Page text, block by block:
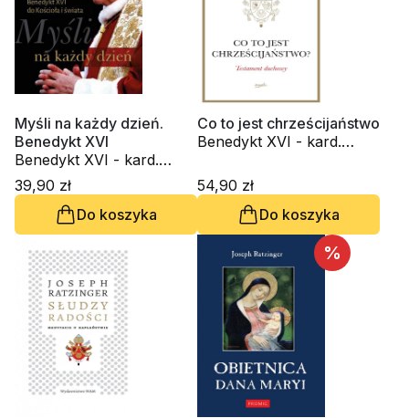
Myśli na każdy dzień.
Benedykt XVI
Benedykt XVI - kard.
Joseph Ratzinger
39,90 zł
Do koszyka
Co to jest chrześcijaństwo
Benedykt XVI - kard.
54,90 zł
Do koszyka
%